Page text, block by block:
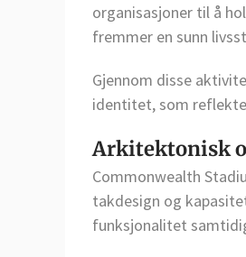
organisasjoner til å
fremmer en sunn
Gjennom disse
identitet, som
Arkitektonisk
Commonwealth
takdesign og
funksjonalitet